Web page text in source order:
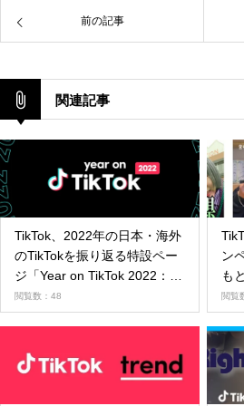
前の記事
関連記事
TikTok、2022年の日本・海外
のTikTokを振り返る特設ペー
ジ「Year on TikTok 2022：み
んながおすすめに出会った
2022年」を公開！
閲覧数：48
ン
も
じ
ペ
に
ー
閲覧